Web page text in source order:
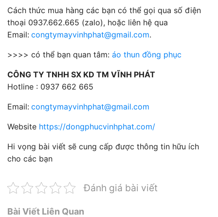
Cách thức mua hàng các bạn có thể gọi qua số điện
thoại 0937.662.665 (zalo), hoặc liên hệ qua
Email: congtymayvinhphat@gmail.com.
>>>> có thể bạn quan tâm: áo thun đồng phục
CÔNG TY TNHH SX KD TM VĨNH PHÁT
Hotline : 0937 662 665
Email: congtymayvinhphat@gmail.com
Website https://dongphucvinhphat.com/
Hi vọng bài viết sẽ cung cấp được thông tin hữu ích
cho các bạn
Đánh giá bài viết
Bài Viết Liên Quan